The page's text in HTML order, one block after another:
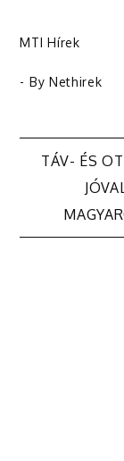
MTI Hírek
- By Nethirek
TÁV- ÉS